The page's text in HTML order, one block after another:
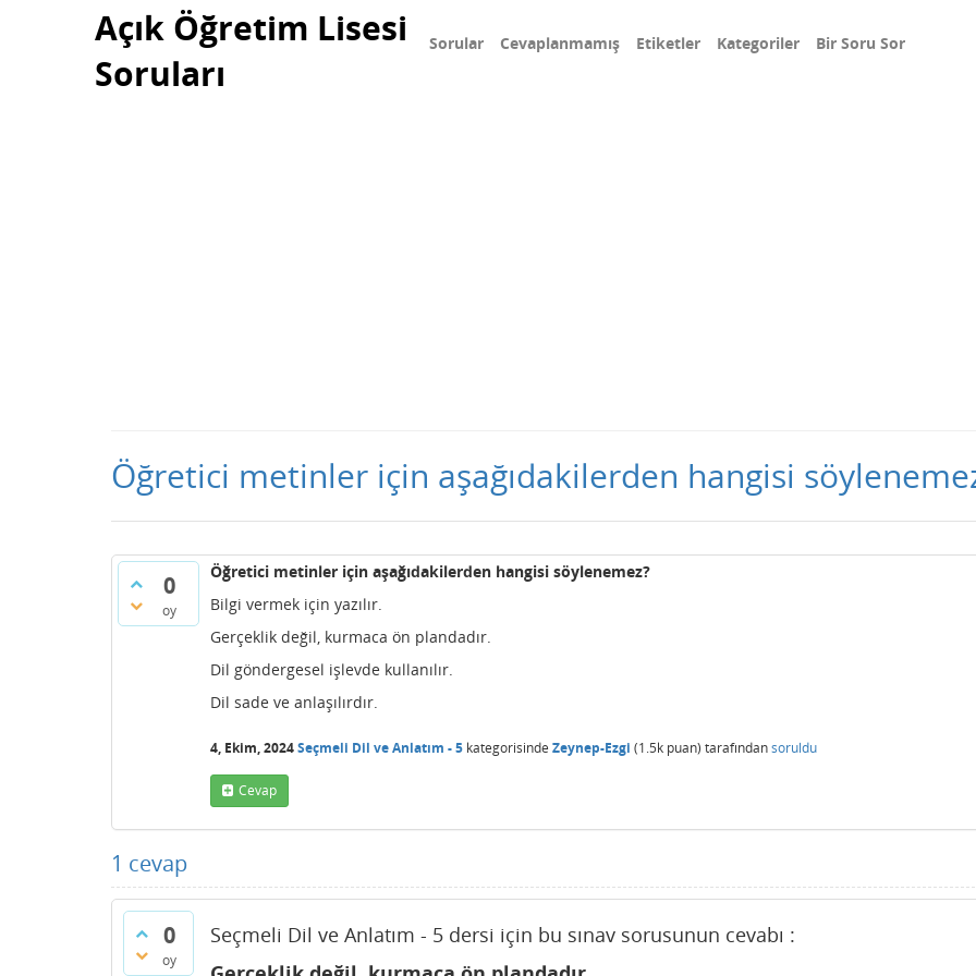
Açık Öğretim Lisesi
Soruları
Sorular Cevaplanmamış Etiketler Kategoriler Bir Soru Sor
Öğretici metinler için aşağıdakilerden hangisi
0
oy
Öğretici metinler için aşağıdakilerden hangisi söylenemez?
Bilgi vermek için yazılır.
Gerçeklik değil, kurmaca ön plandadır.
Dil göndergesel işlevde kullanılır.
Dil sade ve anlaşılırdır.
4, Ekim, 2024Seçmeli Dil ve Anlatım - 5 kategorisinde Zeynep-Ezgi (1.5k puan) tarafındansoruldu
Cevap
1 cevap
0
oy
Seçmeli Dil ve Anlatım - 5 dersi için bu sınav sorusunun cevabı :